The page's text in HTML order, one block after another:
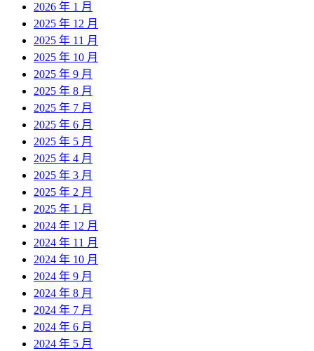
2026 年 1 月
2025 年 12 月
2025 年 11 月
2025 年 10 月
2025 年 9 月
2025 年 8 月
2025 年 7 月
2025 年 6 月
2025 年 5 月
2025 年 4 月
2025 年 3 月
2025 年 2 月
2025 年 1 月
2024 年 12 月
2024 年 11 月
2024 年 10 月
2024 年 9 月
2024 年 8 月
2024 年 7 月
2024 年 6 月
2024 年 5 月